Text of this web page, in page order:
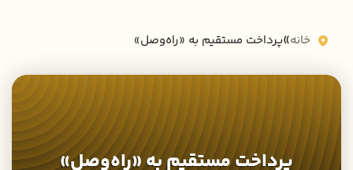
خانه»پرداخت مستقیم به «راه‌وصل»
پرداخت مستقیم به «راه‌وصل»